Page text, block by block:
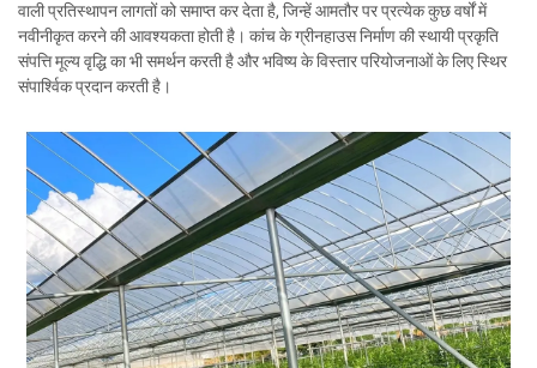
वाली प्रतिस्थापन लागतों को समाप्त कर देता है, जिन्हें आमतौर पर प्रत्येक कुछ वर्षों में
नवीनीकृत करने की आवश्यकता होती है। कांच के ग्रीनहाउस निर्माण की स्थायी प्रकृति
संपत्ति मूल्य वृद्धि का भी समर्थन करती है और भविष्य के विस्तार परियोजनाओं के लिए स्थिर
संपार्श्विक प्रदान करती है।